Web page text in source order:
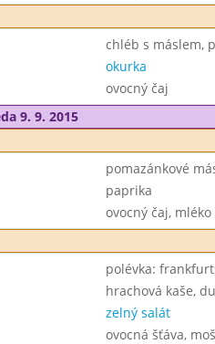
chléb s máslem,
okurka
ovocný čaj
9. 9. 2015
pomazánkové
paprika
ovocný čaj, mléko
polévka:
hrachová kaše,
zelný salát
ovocná šťáva,